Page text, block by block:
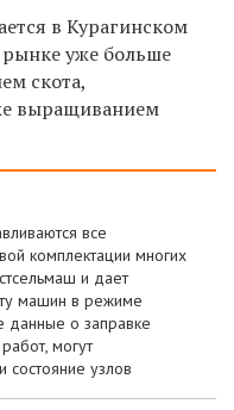
в Курагинском
рынке уже больше
скота,
выращиванием
все
комплектации многих
и дает
машин в режиме
данные о заправке
могут
состояние узлов